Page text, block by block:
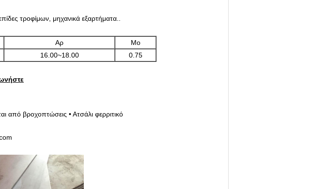
τροφίμων, μηχανικά εξαρτήματα..
Αρ
Μo
16.00~18.00 0.75
από βροχοπτώσεις • Ατσάλι φερριτικό